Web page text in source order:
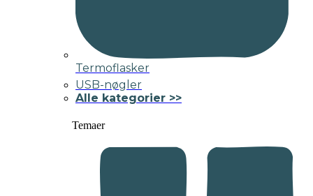
Termoflasker
USB-nøgler
Alle kategorier >>
Temaer